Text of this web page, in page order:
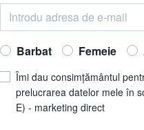
A|X Teniși cu
Acum să
REDUCERI
pret recomandat
Cel mai bun preț ultimele
Barbat Femeie
Îmi dau consimțământul
prelucrarea datelor mele în
E) - marketing direct